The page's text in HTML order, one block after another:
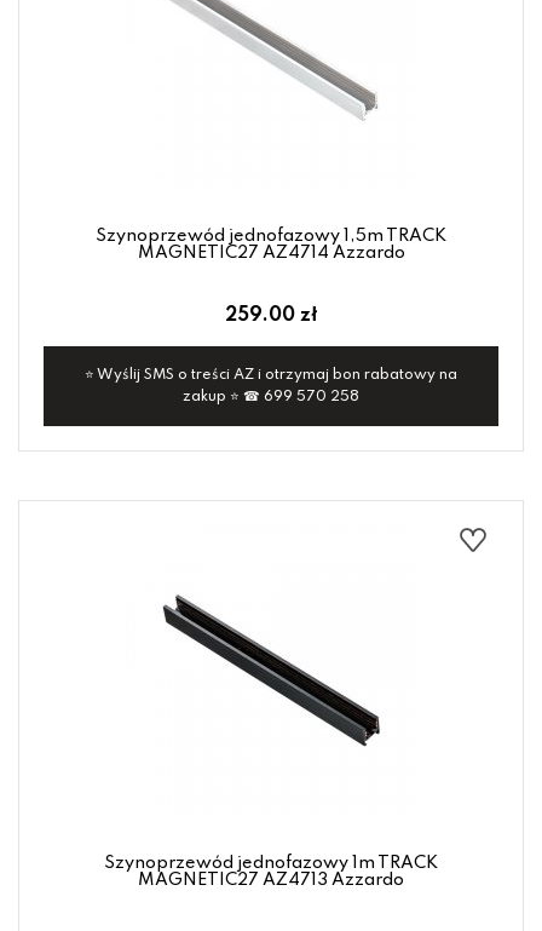
Szynoprzewód jednofazowy 1,5m TRACK
MAGNETIC27 AZ4714 Azzardo
259.00 zł
⭐ Wyślij SMS o treści AZ i otrzymaj bon rabatowy na
zakup ⭐ ☎ 699 570 258
Szynoprzewód jednofazowy 1m TRACK
MAGNETIC27 AZ4713 Azzardo